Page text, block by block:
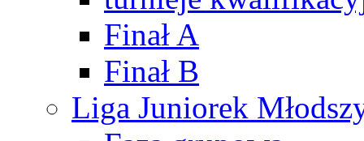
Finał A
Finał B
Liga Juniorek